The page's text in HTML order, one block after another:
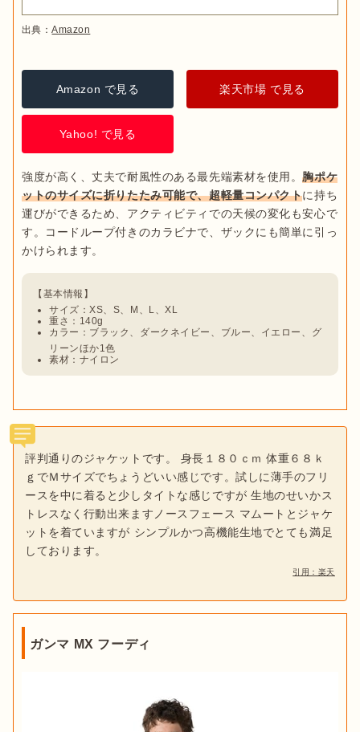
出典：Amazon
Amazon で見る 楽天市場 で見る
Yahoo! で見る
強度が高く、丈夫で耐風性のある最先端素材を使用。胸ポケ
ットのサイズに折りたたみ可能で、超軽量コンパクトに持ち
運びができるため、アクティビティでの天候の変化も安心で
す。コードループ付きのカラビナで、ザックにも簡単に引っ
サイズ：XS、S、M、L、XL
重さ：140g
カラー：ブラック、ダークネイビー、ブルー、イエロー、グ
リーンほか1色
素材：ナイロン
評判通りのジャケットです。 身長１８０ｃｍ 体重６８ｋ
ｇでＭサイズでちょうどいい感じです。試しに薄手のフリ
ースを中に着ると少しタイトな感じですが 生地のせいかス
トレスなく行動出来ますノースフェース マムートとジャケ
ットを着ていますが シンプルかつ高機能生地でとても満足
しております。
引用：楽天
ガンマ MX フーディ